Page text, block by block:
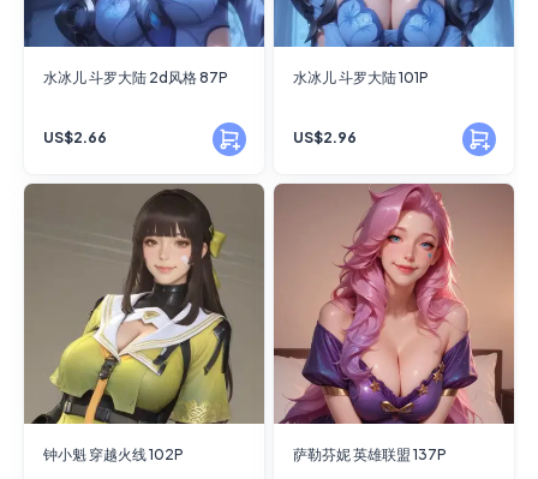
水冰儿 斗罗大陆 2d风格 87P
US$2.66
水冰儿 斗罗大陆 101P
US$2.96
钟小魁 穿越火线 102P 萨勒芬妮 英雄联盟 137P